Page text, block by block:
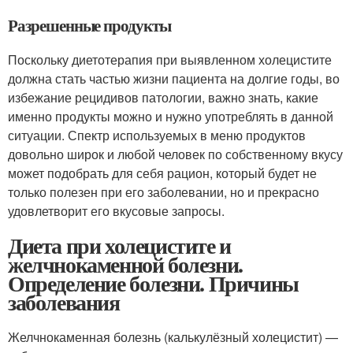
Разрешенные продукты
Поскольку диетотерапия при выявленном холецистите
должна стать частью жизни пациента на долгие годы, во
избежание рецидивов патологии, важно знать, какие
именно продукты можно и нужно употреблять в данной
ситуации. Спектр используемых в меню продуктов
довольно широк и любой человек по собственному вкусу
может подобрать для себя рацион, который будет не
только полезен при его заболевании, но и прекрасно
удовлетворит его вкусовые запросы.
Диета при холецистите и
желчнокаменной болезни.
Определение болезни. Причины
заболевания
Желчнокаменная болезнь (калькулёзный холецистит) —